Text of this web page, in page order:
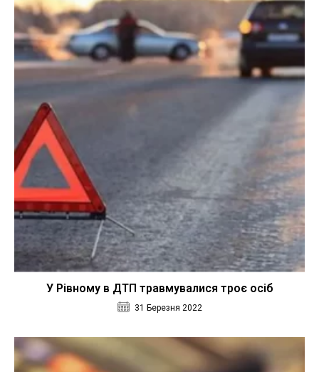
У Рівному в ДТП травмувалися троє осіб
31 Березня 2022